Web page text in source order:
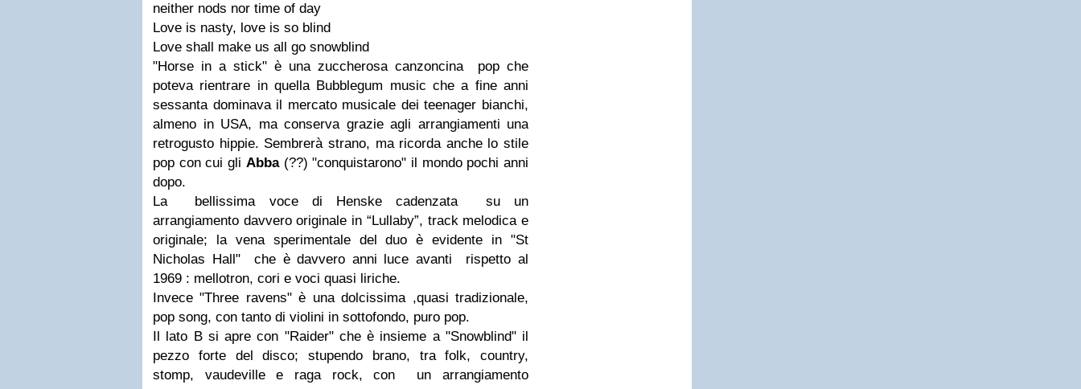
neither nods nor time of day
Love is nasty, love is so blind
Love shall make us all go snowblind
"Horse in a stick" è una zuccherosa canzoncina pop che
poteva rientrare in quella Bubblegum music che a fine anni
sessanta dominava il mercato musicale dei teenager bianchi,
almeno in USA, ma conserva grazie agli arrangiamenti una
retrogusto hippie. Sembrerà strano, ma ricorda anche lo stile
pop con cui gli Abba(??) "conquistarono" il mondo pochi anni
dopo.
La bellissima voce di Henske cadenzata su un
arrangiamento davvero originale in “Lullaby”, track melodica e
originale; la vena sperimentale del duo è evidente in "St
Nicholas Hall" che è davvero anni luce avanti rispetto al
1969 : mellotron, cori e voci quasi liriche.
Invece "Three ravens" è una dolcissima ,quasi tradizionale,
pop song, con tanto di violini in sottofondo, puro pop.
Il lato B si apre con "Raider" che è insieme a "Snowblind" il
pezzo forte del disco; stupendo brano, tra folk, country,
stomp, vaudeville e raga rock, con un arrangiamento